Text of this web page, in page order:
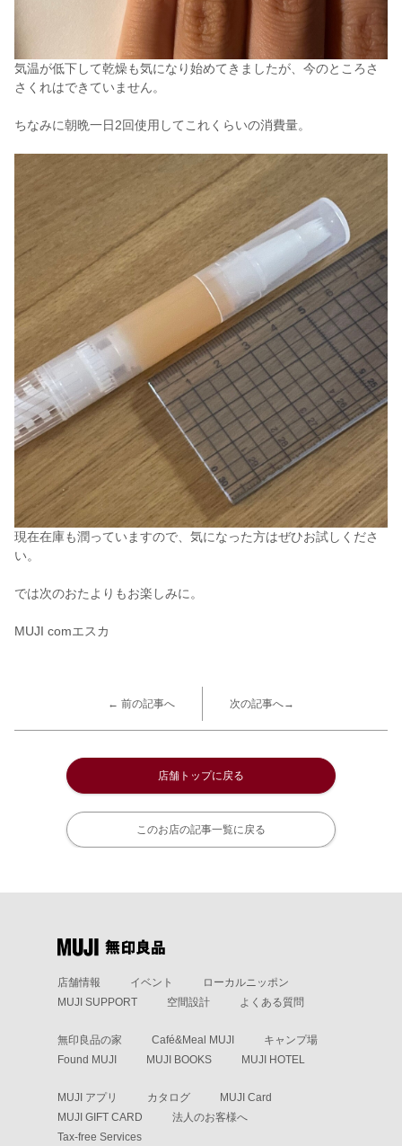
気温が低下して乾燥も気になり始めてきましたが、今のところさ
さくれはできていません。
ちなみに朝晩一日2回使用してこれくらいの消費量。
現在在庫も潤っていますので、気になった方はぜひお試しくださ
い。
では次のおたよりもお楽しみに。
MUJI comエスカ
← 前の記事へ 次の記事へ→
店舗トップに戻る
このお店の記事一覧に戻る
店舗情報 イベント
ローカルニッポン
MUJI SUPPORT
空間設計 よくある質問
無印良品の家 Café&Meal MUJI
キャンプ場
Found MUJI
MUJI BOOKS MUJI HOTEL
MUJI アプリ カタログ
MUJI Card
MUJI GIFT CARD
法人のお客様へ
Tax-free Services